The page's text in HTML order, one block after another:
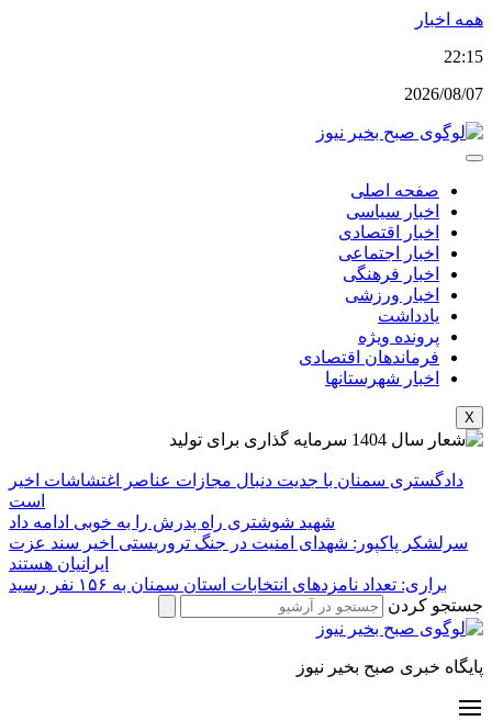
پرش
محتوا
همه اخبار
22:15
2026/08/07
صفحه اصلی
اخبار سیاسی
اخبار اقتصادی
اخبار اجتماعی
اخبار فرهنگی
اخبار ورزشی
یادداشت
پرونده ویژه
فرماندهان اقتصادی
اخبار شهرستانها
X
دادگستری سمنان با جدیت دنبال مجازات عناصر اغتشاشات اخیر
است
شهید شوشتری راه پدرش را به خوبی ادامه داد
سرلشکر پاکپور: شهدای امنیت در جنگ تروریستی اخیر سند عزت
ایرانیان هستند
براری: تعداد نامزدهای انتخابات استان سمنان به ۱۵۶ نفر رسید
جستجو کردن
پایگاه خبری صبح بخیر نیوز